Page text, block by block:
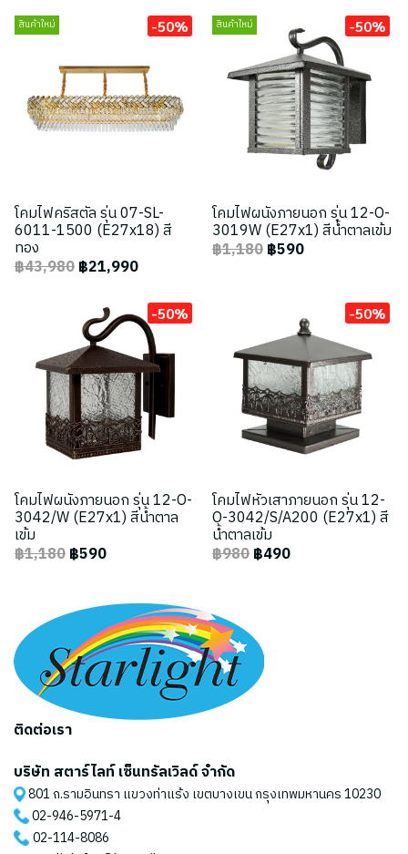
สินค้าใหม่ -50%
โคมไฟคริสตัล รุ่น 07-SL-
6011-1500 (E27x18) สี
ทอง
฿43,980฿21,990
สินค้าใหม่ -50%
โคมไฟผนังภายนอก รุ่น 12-O-
3019W (E27x1) สีน้ำตาลเข้ม
฿1,180฿590
-50%
โคมไฟผนังภายนอก รุ่น 12-O-
3042/W (E27x1) สีน้ำตาล
เข้ม
฿1,180฿590
-50%
โคมไฟหัวเสาภายนอก รุ่น 12-
O-3042/S/A200 (E27x1) สี
น้ำตาลเข้ม
฿980฿490
ติดต่อเรา
บริษัท สตาร์ไลท์ เซ็นทรัลเวิลด์ จำกัด
801 ถ.รามอินทรา แขวงท่าแร้ง เขตบางเขน กรุงเทพมหานคร 10230
02-946-5971-4
02-114-8086